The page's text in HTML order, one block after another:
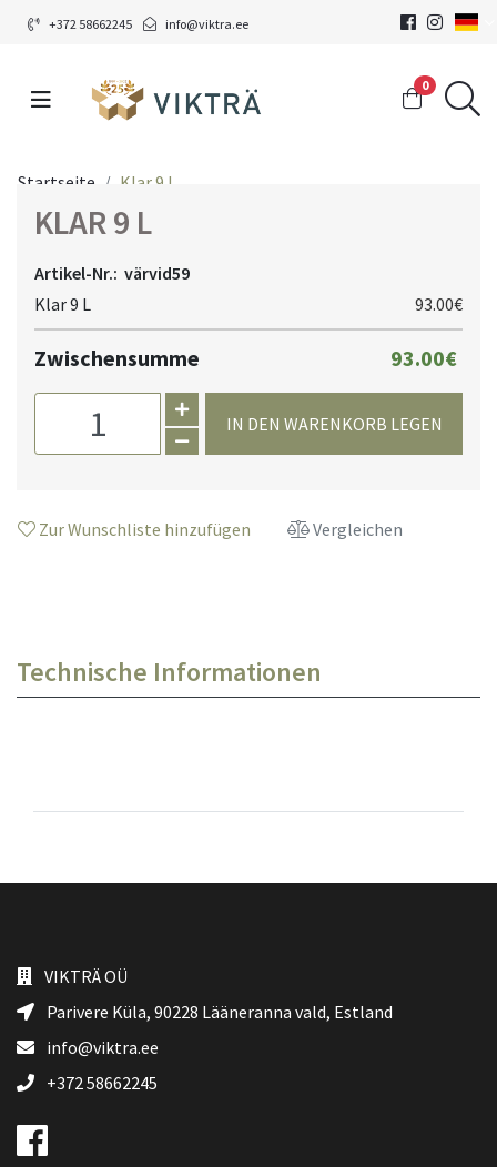
+372 58662245 info@viktra.ee
0
Startseite Klar 9 L
KLAR 9 L
Artikel-Nr.: värvid59
Klar 9 L
93.00€
Zwischensumme 93.00€
IN DEN WARENKORB LEGEN
Zur Wunschliste hinzufügen Vergleichen
Technische Informationen
VIKTRÄ OÜ
Parivere Küla, 90228 Lääneranna vald, Estland
info@viktra.ee
+372 58662245